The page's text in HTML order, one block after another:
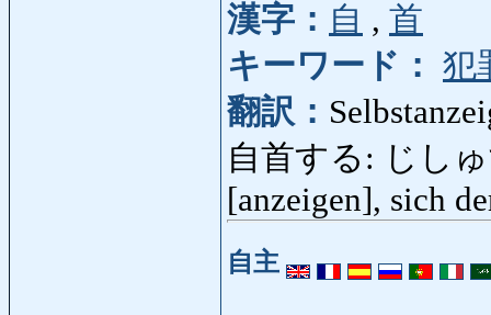
漢字： 自 , 首
キーワード： 犯
翻訳：
自首する: じし
[anzeigen], sich
自主